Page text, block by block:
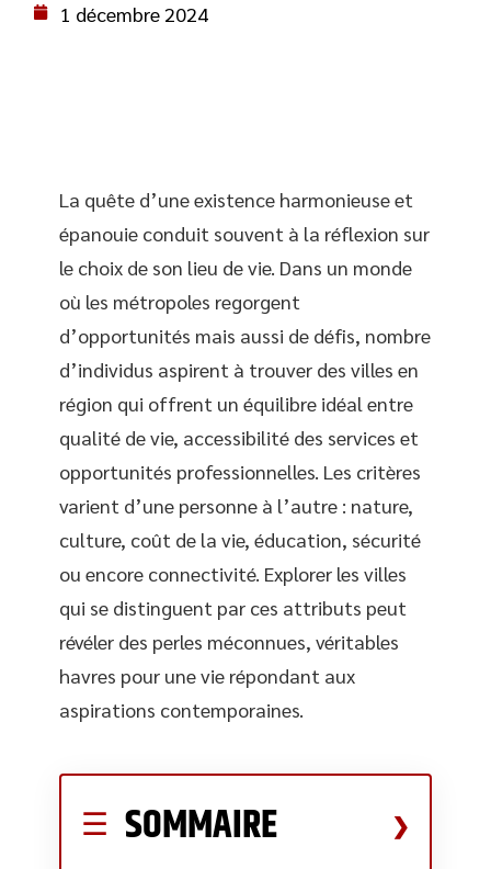
1 décembre 2024
La quête d’une existence harmonieuse et
épanouie conduit souvent à la réflexion sur
le choix de son lieu de vie. Dans un monde
où les métropoles regorgent
d’opportunités mais aussi de défis, nombre
d’individus aspirent à trouver des villes en
région qui offrent un équilibre idéal entre
qualité de vie, accessibilité des services et
opportunités professionnelles. Les critères
varient d’une personne à l’autre : nature,
culture, coût de la vie, éducation, sécurité
ou encore connectivité. Explorer les villes
qui se distinguent par ces attributs peut
révéler des perles méconnues, véritables
havres pour une vie répondant aux
aspirations contemporaines.
SOMMAIRE